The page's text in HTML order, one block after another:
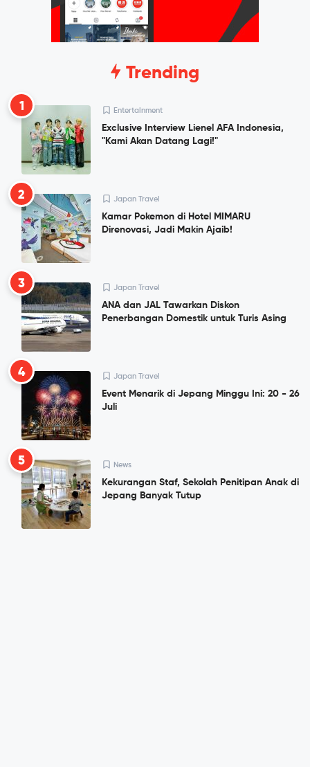
Trending
1 Entertainment
Exclusive Interview Lienel AFA Indonesia,
"Kami Akan Datang Lagi!"
2 Japan Travel
Kamar Pokemon di Hotel MIMARU
Direnovasi, Jadi Makin Ajaib!
3 Japan Travel
ANA dan JAL Tawarkan Diskon
Penerbangan Domestik untuk Turis Asing
4 Japan Travel
Event Menarik di Jepang Minggu Ini: 20 - 26
Juli
5 News
Kekurangan Staf, Sekolah Penitipan Anak di
Jepang Banyak Tutup